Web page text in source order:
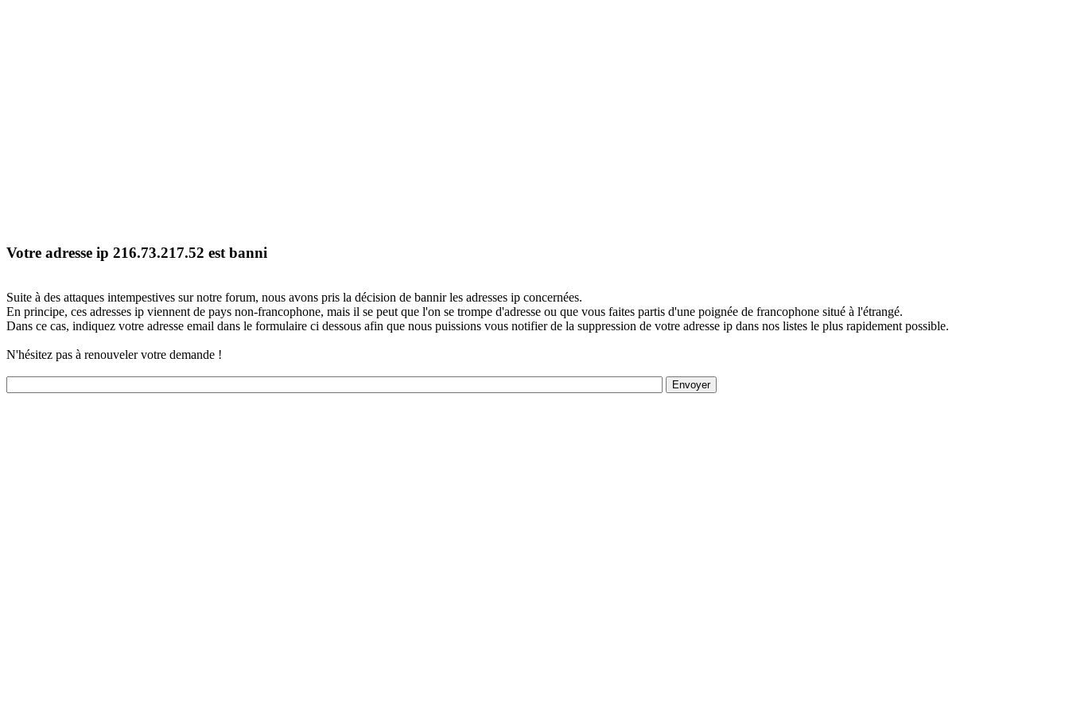
Votre adresse ip 216.73.217.52 est banni
Suite à des attaques intempestives sur notre forum, nous avons pris la décision de bannir les adresses ip concernées.
En principe, ces adresses ip viennent de pays non-francophone, mais il se peut que l'on se trompe d'adresse ou que vous faites partis d'une poignée de francophone situé à l'étrangé.
Dans ce cas, indiquez votre adresse email dans le formulaire ci dessous afin que nous puissions vous notifier de la suppression de votre adresse ip dans nos listes le plus rapidement possible.
N'hésitez pas à renouveler votre demande !